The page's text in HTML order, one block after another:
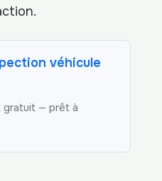
véhicule
gratuit — prêt à